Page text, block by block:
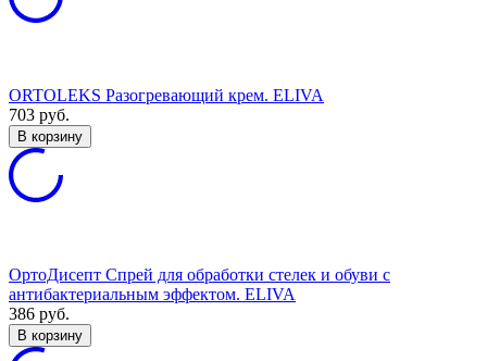
ORTOLEKS Разогревающий крем. ELIVA
703 руб.
В корзину
ОртоДисепт Спрей для обработки стелек и обуви с
антибактериальным эффектом. ELIVA
386 руб.
В корзину